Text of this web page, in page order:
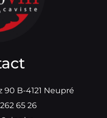
B-4121 Neupré
65 26